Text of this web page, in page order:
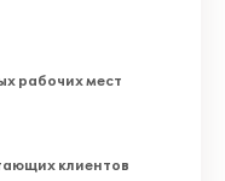
рабочих мест
клиентов